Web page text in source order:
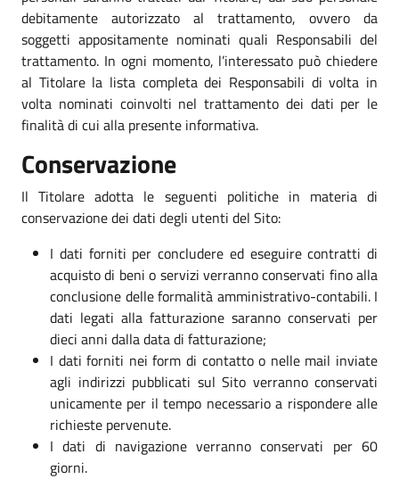
debitamente autorizzato al trattamento, ovvero da
soggetti appositamente nominati quali Responsabili del
trattamento. In ogni momento, l’interessato può chiedere
al Titolare la lista completa dei Responsabili di volta in
volta nominati coinvolti nel trattamento dei dati per le
finalità di cui alla presente informativa.
Conservazione
Il Titolare adotta le seguenti politiche in materia di
conservazione dei dati degli utenti del Sito:
I dati forniti per concludere ed eseguire contratti di
acquisto di beni o servizi verranno conservati fino alla
conclusione delle formalità amministrativo-contabili. I
dati legati alla fatturazione saranno conservati per
dieci anni dalla data di fatturazione;
I dati forniti nei form di contatto o nelle mail inviate
agli indirizzi pubblicati sul Sito verranno conservati
unicamente per il tempo necessario a rispondere alle
richieste pervenute.
I dati di navigazione verranno conservati per 60
giorni.